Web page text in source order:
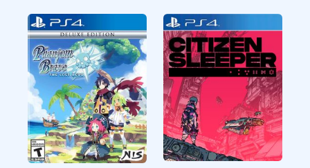
Dragon Quest XI S
Echoes of an Elusive
Age Definitive
Edition
Monster Hunter
Stories